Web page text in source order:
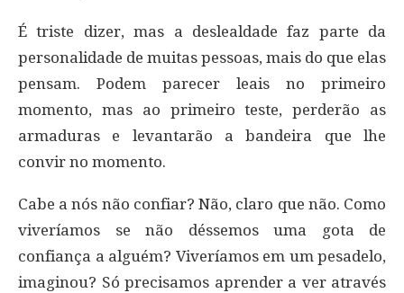
É triste dizer, mas a deslealdade faz parte da
personalidade de muitas pessoas, mais do que elas
pensam. Podem parecer leais no primeiro
momento, mas ao primeiro teste, perderão as
armaduras e levantarão a bandeira que lhe
convir no momento.
Cabe a nós não confiar? Não, claro que não. Como
viveríamos se não déssemos uma gota de
confiança a alguém? Viveríamos em um pesadelo,
imaginou? Só precisamos aprender a ver através